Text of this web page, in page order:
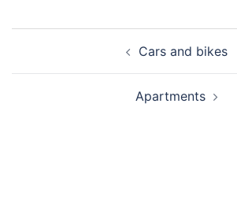
Cars and bikes
Apartments